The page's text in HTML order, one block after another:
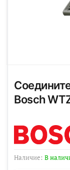
Наличие: В
Bosch